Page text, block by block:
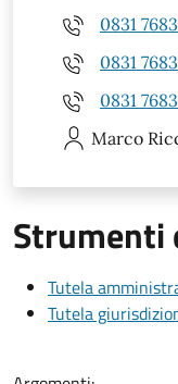
0831
0831
0831
Marco
Strumenti
Tutela
Tutela